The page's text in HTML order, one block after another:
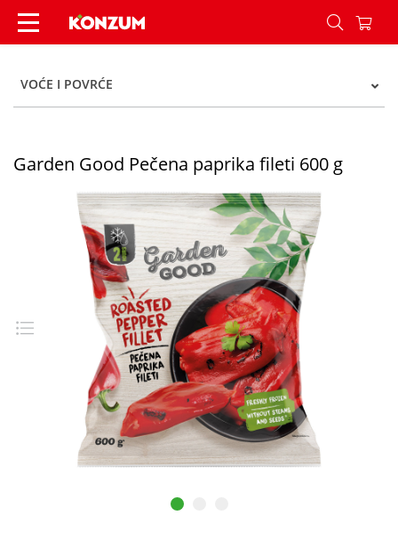
Garden Good Pečena paprika fileti 600 g -
VOĆE I POVRĆE
Garden Good Pečena paprika fileti 600 g